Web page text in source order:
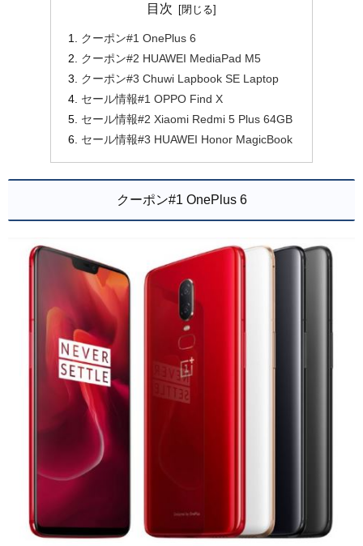
目次
クーポン#1 OnePlus 6
クーポン#2 HUAWEI MediaPad M5
クーポン#3 Chuwi Lapbook SE Laptop
セール情報#1 OPPO Find X
セール情報#2 Xiaomi Redmi 5 Plus 64GB
セール情報#3 HUAWEI Honor MagicBook
クーポン#1 OnePlus 6